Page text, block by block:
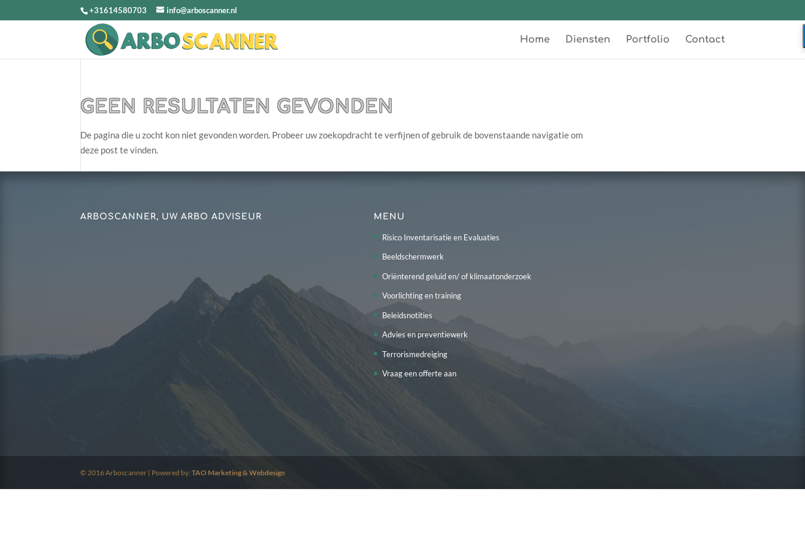
+31614580703 info@arboscanner.nl
Home Diensten Portfolio Contact
GEEN RESULTATEN GEVONDEN
De pagina die u zocht kon niet gevonden worden. Probeer uw zoekopdracht te verfijnen of gebruik de bovenstaande navigatie om
deze post te vinden.
ARBOSCANNER, UW ARBO ADVISEUR MENU
Risico Inventarisatie en Evaluaties
Beeldschermwerk
Oriënterend geluid en/ of klimaatonderzoek
Voorlichting en training
Beleidsnotities
Advies en preventiewerk
Terrorismedreiging
Vraag een offerte aan
© 2016 Arboscanner | Powered by:TAO Marketing & Webdesign